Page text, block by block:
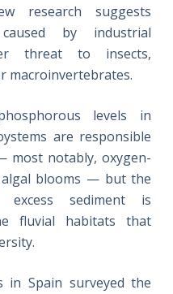
research suggests
by industrial
threat to insects,
macroinvertebrates.
levels in
are responsible
most notably, oxygen-
blooms — but the
excess sediment is
fluvial habitats that
in Spain surveyed the